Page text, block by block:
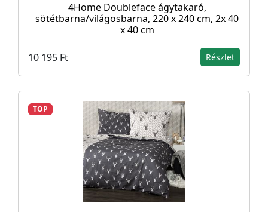
4Home Doubleface ágytakaró,
sötétbarna/világosbarna, 220 x 240 cm, 2x 40
x 40 cm
10 195 Ft Részlet
TOP